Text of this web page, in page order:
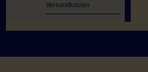
Versandkosten